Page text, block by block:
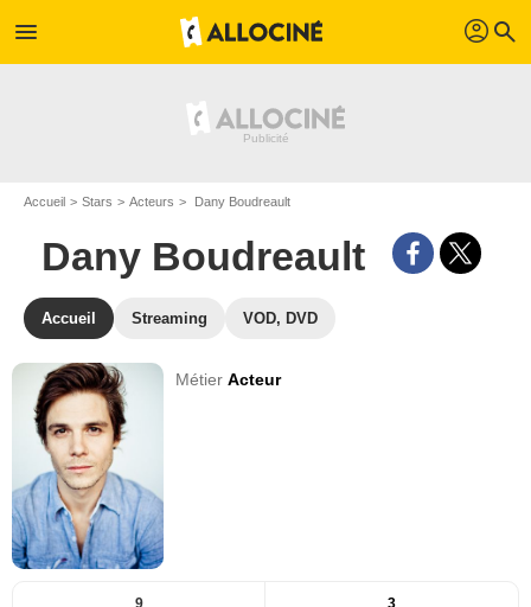
menu profil search
Accueil Stars Acteurs Dany Boudreault
Dany Boudreault
Accueil Streaming VOD, DVD
MétierActeur
9
3